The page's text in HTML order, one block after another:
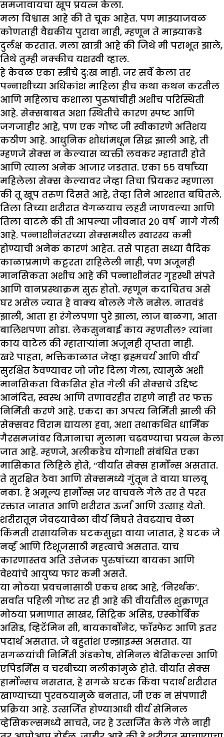
समजावायचा खूप प्रयत्न केला.
मला विश्वास आहे की ते चूक आहेत. पण माझ्याजवळ
कोणताही वैद्यकीय पुरावा नाही, म्हणून ते माझ्याकडे
दुर्लक्ष करतात. मला खात्री आहे की जिथे मी पराभूत झाले,
तिथे तुम्ही नक्कीच यशस्वी व्हाल.
हे केवळ एका स्त्रीचे दु:ख नाही. जर सर्वे केला तर
पन्नाशीच्या अधिकांश माहिला हीच कथा कथन करतील
आणि महिलाच कशाला पुरुषांचीही अशीच परिस्थिती
आहे. सेक्सबाबत अशा स्थितीचे कारण स्पष्ट आणि
जगजाहीर आहे, पण एक गोष्ट जी स्वीकारणे अतिशय
कठीण आहे. आधुनिक शोधांमधून सिद्ध झाली आहे, ती
म्हणजे सेक्स न केल्यास व्यक्ती लवकर म्हातारी होते
आणि त्याला अनेक आजार जडतात. एका ५५ वर्षांच्या
महिलेला सेक्स केल्यावर जेव्हा तिचा प्रियकर म्हणाला
की तू खूप तरुण दिसते आहे, तेव्हा तिने आरशात बघितले.
तिला तिच्या शरीरात वेगळयाच लहरी जाणवल्या आणि
तिला वाटले की ती आपल्या जीवनात २० वर्ष मागे गेली
आहे. पन्नाशीनंतरच्या सेक्समधील स्वारस्य कमी
होण्याची अनेक कारणं आहेत. तसे पाहता सध्या वैदिक
काळाप्रमाणे कट्टरता राहिलेली नाही, पण अजूनही
मानसिकता अशीच आहे की पन्नाशीनंतर गृहस्थी संपते
आणि वानप्रस्थाक्रम सुरु होतो. म्हणून कदाचितच असे
घर असेल ज्यात हे वाक्य बोलले गेले नसेल. नातवंडं
झाली, आता हा रंगेलपणा पुरे झाला, लाज बाळगा, आता
बालिशपणा सोडा. लेकसुनबाई काय म्हणतील? त्यांना
काय वाटेल की म्हाताऱ्यांना अजूनही तृप्तता नाही.
खरे पाहता, भक्तिकाळात जेव्हा ब्रह्मचर्य आणि वीर्य
सुरक्षित ठेवण्यावर जो जोर दिला गेला, त्यामुळे अशी
मानसिकता विकसित होत गेली की सेक्सचे उद्दिष्ट
आनंदित, स्वस्थ आणि तणावरहीत राहणे नाही तर फक्त
निर्मिती करणे आहे. एकदा का अपत्य निर्मिती झाली की
सेक्सवर विराम द्यायला हवा, अशा तथाकथित धार्मिक
गैरसमजांवर विज्ञानाचा मुलामा चढवण्याचा प्रयत्न केला
जात आहे. म्हणजे, अलीकडेच योगाशी संबंधित एका
मासिकात लिहिले होते, ‘‘वीर्यात सेक्स हार्मोन्स असतात.
ते सुरक्षित ठेवा आणि सेक्समध्ये गुंतून ते वाया घालवू
नका. हे अमूल्य हार्मोन्स जर वाचवले गेले तर ते परत
रक्तात जातात आणि शरीरात ऊर्जा आणि उत्साह येतो.
शरीरातून जेवढयावेळा वीर्य निघते तेवढयाच वेळा
किंमती रासायनिक घटकसुद्धा वाया जातात, हे घटक जे
नर्व्ह आणि टिशूजसाठी महत्वाचे असतात. याच
कारणास्तव अति उत्तेजक पुरुषांच्या बायका आणि
वेश्यांचे आयुष्य फार कमी असते.
या मोठया प्रवचनासाठी एकच शब्द आहे, ‘निरर्थक’.
सर्वात पहिली गोष्ट तर ही आहे की वीर्यातील शुक्राणूत
मोठया प्रमाणात साखर, सिट्रिक असिड, एस्कोर्बिक
असिड, व्हिटॅमिन सी, बायकार्बोनेट, फॉस्फेट आणि इतर
पदार्थ असतात. जे बहुतांश एन्झाइम्स असतात. या
सगळयांची निर्मिती अंडकोष, सेमिनल बेसिकल्स आणि
एपिडर्मिस व चरबीच्या नलीकांमुळे होते. वीर्यात सेक्स
हार्मोन्सच नसतात, हे सगळे घटक किंवा पदार्थ शरीरात
खाण्याच्या पुरवठयामुळे बनतात, जी एक न संपणारी
प्रक्रिया आहे. उत्सर्जित होण्याआधी वीर्य सेमिनल
व्हेसिकल्समध्ये साचते, जर हे उत्सर्जित केले गेले नाही